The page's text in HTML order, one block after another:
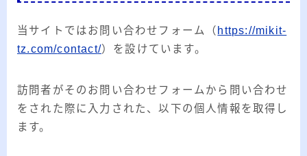
みきてぃ
を書いています。
≫詳しいプロフィールを見る
当サイトではお問い合わせフォーム （ https://mikit-
tz.com/contact/） を設けています。
訪問者がそのお問い合わせフォームから問い合わせ
をされた際に入力された、以下の個人情報を取得し
ます。